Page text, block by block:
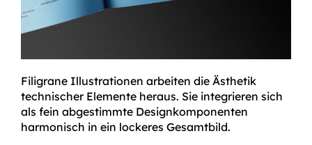
Filigrane Illustrationen arbeiten die Ästhetik
technischer Elemente heraus. Sie integrieren sich
als fein abgestimmte Designkomponenten
harmonisch in ein lockeres Gesamtbild.